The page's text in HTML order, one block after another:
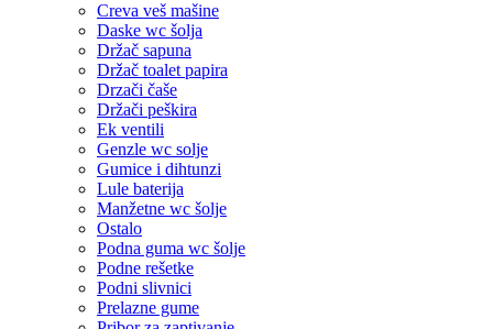
Creva veš mašine
Daske wc šolja
Držač sapuna
Držač toalet papira
Drzači čaše
Držači peškira
Ek ventili
Genzle wc solje
Gumice i dihtunzi
Lule baterija
Manžetne wc šolje
Ostalo
Podna guma wc šolje
Podne rešetke
Podni slivnici
Prelazne gume